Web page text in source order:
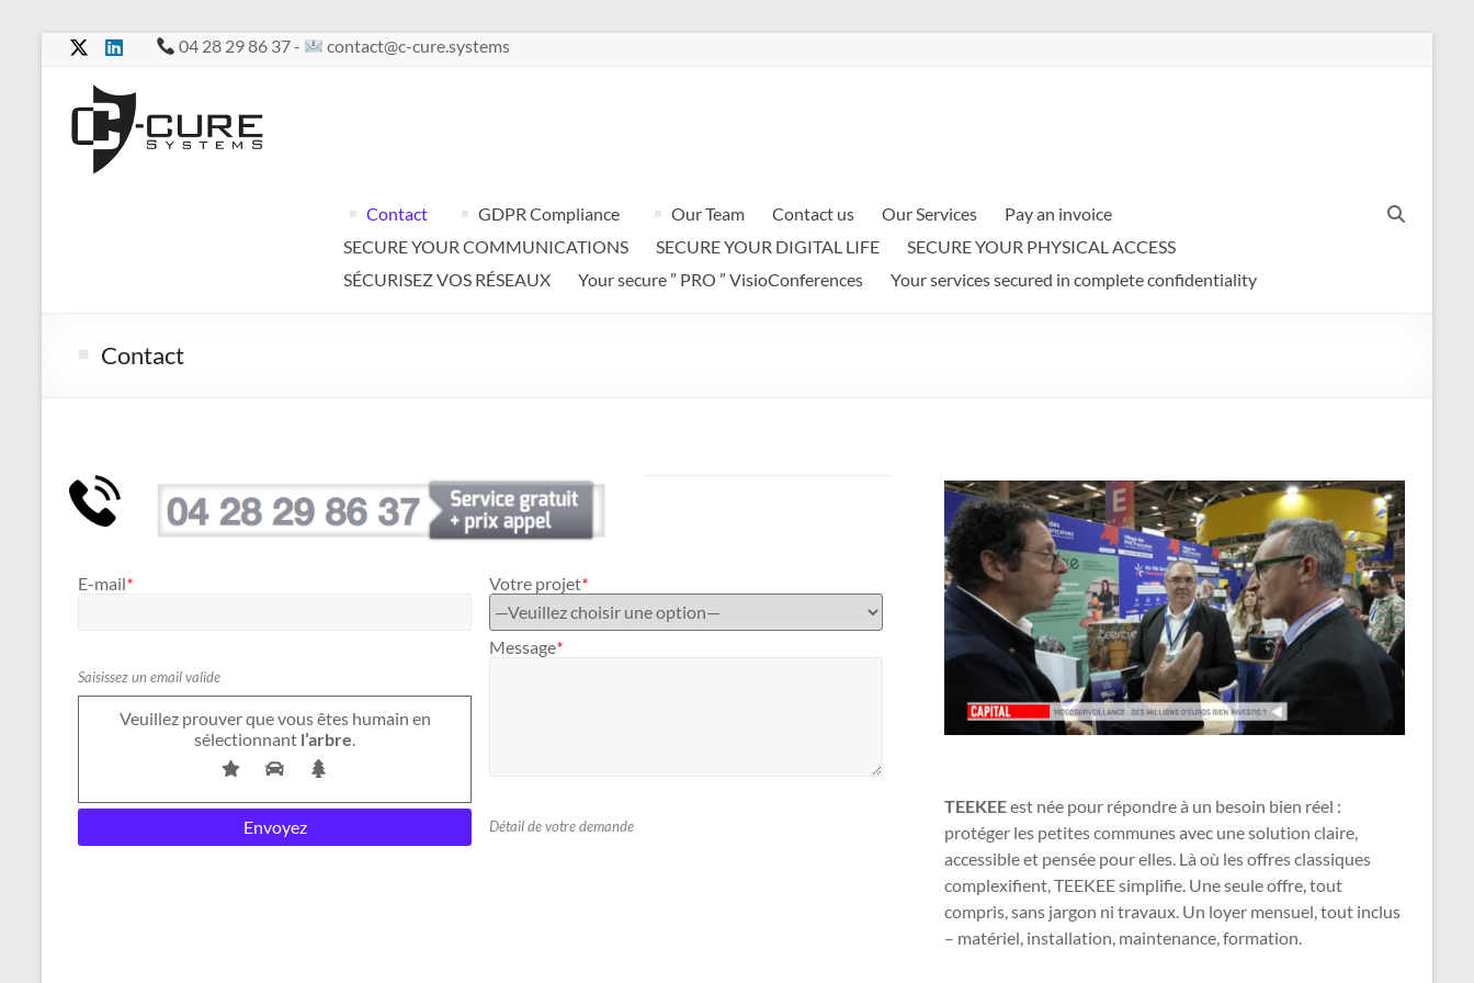
Skip
content
04 28 29 86 37 - contact@c-cure.systems
C-
Cure
Contact GDPR Compliance Our Team Contact us Our Services
Pay an invoice
SECURE YOUR COMMUNICATIONS
SECURE YOUR DIGITAL LIFE
SECURE YOUR PHYSICAL ACCESS
SÉCURISEZ VOS RÉSEAUX
Your secure ” PRO ” VisioConferences Your services secured in complete confidentiality
Contact
E-mail*
Saisissez un email valide
Veuillez prouver que vous êtes humain en
sélectionnant l’arbre.
Votre projet*
Message*
Détail de votre demande
TEEKEEest née pour répondre à un besoin bien réel :
protéger les petites communes avec une solution claire,
accessible et pensée pour elles. Là où les offres classiques
complexifient, TEEKEE simplifie. Une seule offre, tout
compris, sans jargon ni travaux. Un loyer mensuel, tout inclus
– matériel, installation, maintenance, formation.